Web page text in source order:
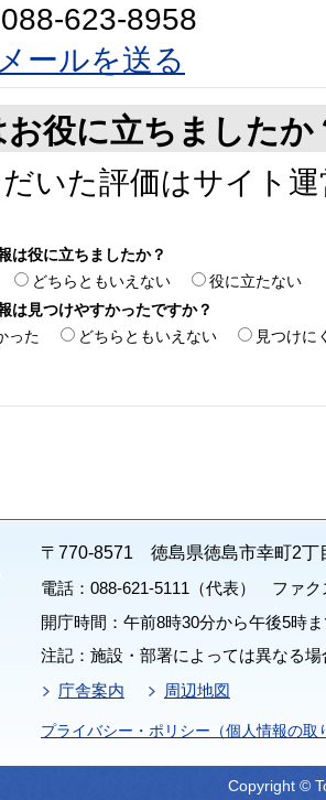
623-8958
ールを送る
お役に立ちましたか
いた評価はサイト
は役に立ちましたか？
どちらともいえない
役に立たない
は見つけやすかったですか？
った どちらともいえない 見つけに
〒770-8571 徳島県徳島市幸町2丁
電話：088-621-5111（代表） ファク
開庁時間：午前8時30分から午後5時
注記：施設・部署によっては異なる
庁舎案内
周辺地図
プライバシー・ポリシー（個人情報の取
Copyright ©